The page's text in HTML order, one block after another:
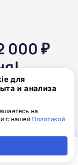
000 ₽
скидка: 2 000 ₽
для
и анализа
на
с нашей Политикой